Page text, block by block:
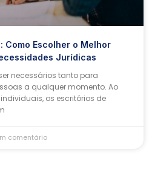
Como Escolher o Melhor
Jurídicas
necessários tanto para
a qualquer momento. Ao
os escritórios de
comentário